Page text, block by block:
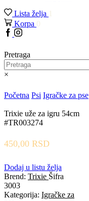
Lista želja 1
Korpa 0
Facebook
Instagram
Pretraga
×
Početna Psi Igračke za pse
Trixie uže za igru 54cm
#TR003274
450,00 RSD
Dodaj u listu želja
Brend: Trixie Šifra
3003
Kategorija: Igračke za